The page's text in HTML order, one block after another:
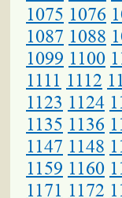
1075 1076
1087 1088
1099 1100
1111 1112
1123 1124
1135 1136
1147 1148
1159 1160
1171 1172